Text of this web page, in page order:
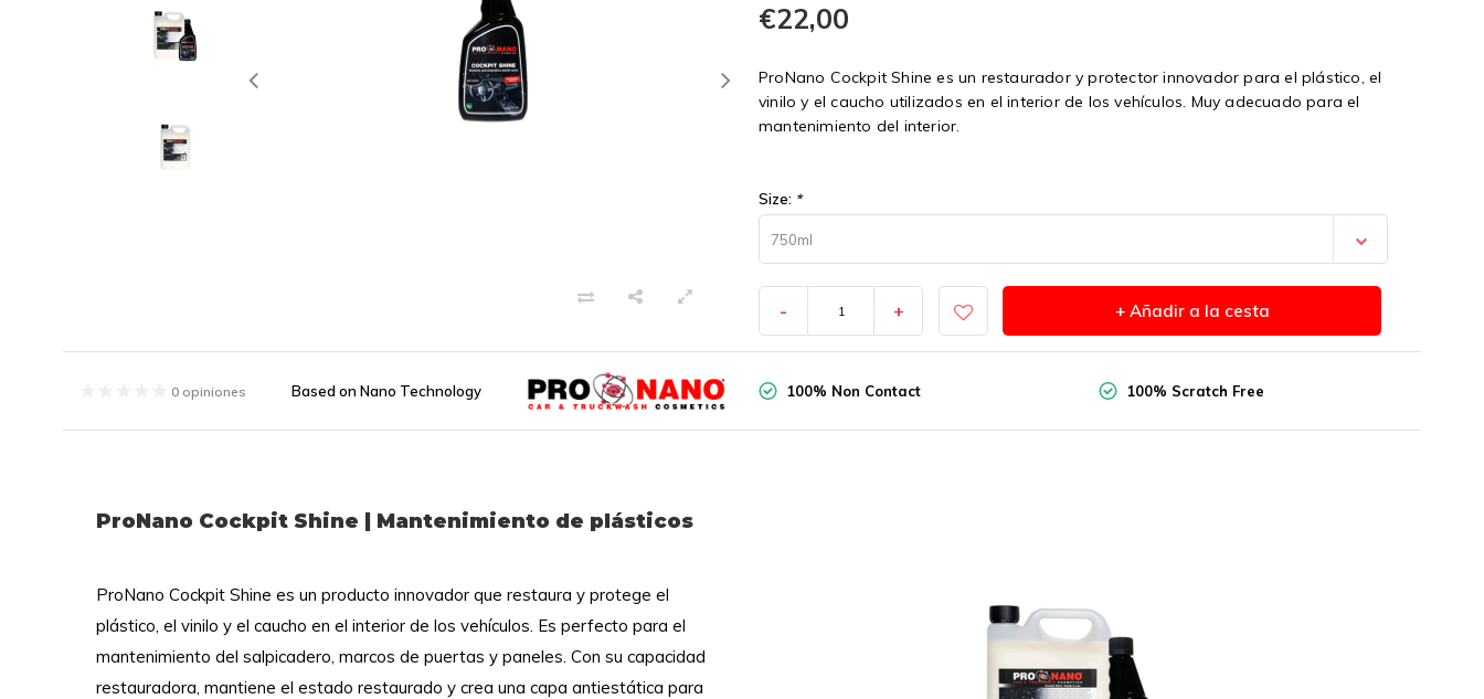
€22,00
ProNano Cockpit Shine es un restaurador y protector innovador para el plástico, el
vinilo y el caucho utilizados en el interior de los vehículos. Muy adecuado para el
mantenimiento del interior.
Size: *
750ml
- + + Añadir a la cesta
0 opiniones Based on Nano Technology 100% Non Contact 100% Scratch Free
ProNano Cockpit Shine | Mantenimiento de plásticos
ProNano Cockpit Shine es un producto innovador que restaura y protege el
plástico, el vinilo y el caucho en el interior de los vehículos. Es perfecto para el
mantenimiento del salpicadero, marcos de puertas y paneles. Con su capacidad
restauradora, mantiene el estado restaurado y crea una capa antiestática para